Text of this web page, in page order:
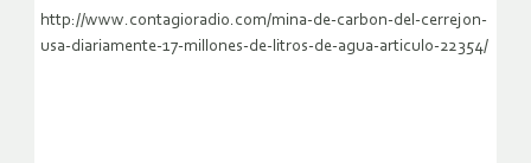
http://www.contagioradio.com/mina-de-carbon-del-cerrejon-
usa-diariamente-17-millones-de-litros-de-agua-articulo-22354/